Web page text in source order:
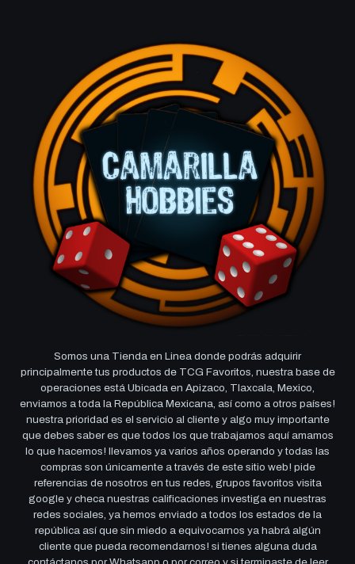
Somos una Tienda en Linea donde podrás adquirir
principalmente tus productos de TCG Favoritos, nuestra base de
operaciones está Ubicada en Apizaco, Tlaxcala, Mexico,
enviamos a toda la República Mexicana, así como a otros países!
nuestra prioridad es el servicio al cliente y algo muy importante
que debes saber es que todos los que trabajamos aquí amamos
lo que hacemos! llevamos ya varios años operando y todas las
compras son únicamente a través de este sitio web! pide
referencias de nosotros en tus redes, grupos favoritos visita
google y checa nuestras calificaciones investiga en nuestras
redes sociales, ya hemos enviado a todos los estados de la
república así que sin miedo a equivocarnos ya habrá algún
cliente que pueda recomendarnos! si tienes alguna duda